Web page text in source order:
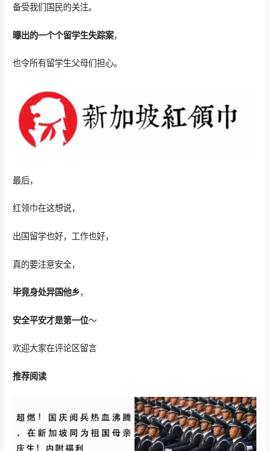
备受我们国民的关注。
曝出的一个个留学生失踪案，
也令所有留学生父母们担心。
最后，
红领巾在这想说，
出国留学也好，工作也好，
真的要注意安全，
毕竟身处异国他乡，
安全平安才是第一位～
欢迎大家在评论区留言
推荐阅读